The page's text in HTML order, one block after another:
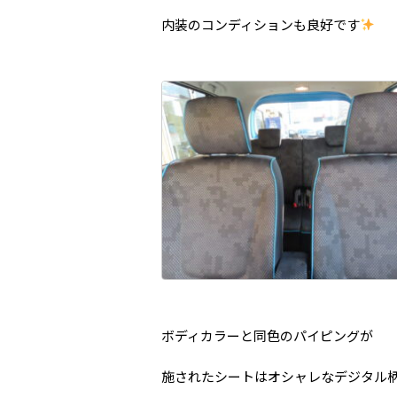
内装のコンディションも良好です
ボディカラーと同色のパイピングが
施されたシートはオシャレなデジタル